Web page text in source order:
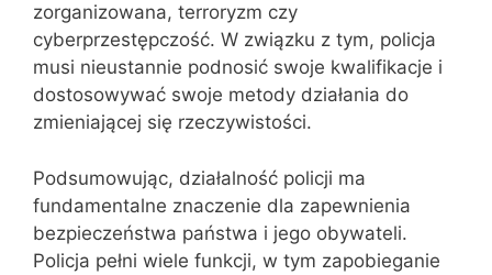
zorganizowana, terroryzm czy
cyberprzestępczość. W związku z tym, policja
musi nieustannie podnosić swoje kwalifikacje i
dostosowywać swoje metody działania do
zmieniającej się rzeczywistości.
Podsumowując, działalność policji ma
fundamentalne znaczenie dla zapewnienia
bezpieczeństwa państwa i jego obywateli.
Policja pełni wiele funkcji, w tym zapobieganie